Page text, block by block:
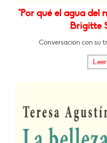
"Por qué el agua del
Brigitte
Conversación con su